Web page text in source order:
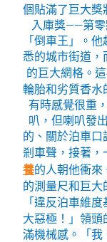
個貼滿了巨大獎
入庫獎——第零
「倒車王」。
悉的城市街道，
的巨大網格。
輪胎和劣質香水
有時感覺很重
叭，但喇叭發
的、關於泊車
剎車聲，接著，
養的人朝他衝來
的測量尺和巨大
「違反泊車維
大惡極！」領
滿機械感。「我